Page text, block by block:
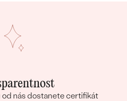
od nás dostanete certifikát